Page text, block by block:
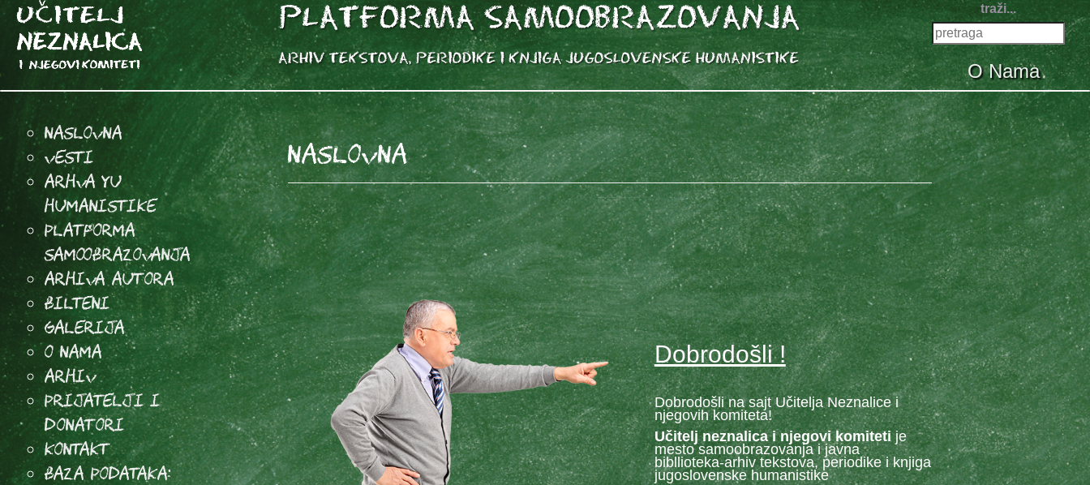
traži...
O Nama
Naslovna
Vesti
Arhva YU
Humanistike
Platforma
samoobrazovanja
arhiva autora
Bilteni
Galerija
O Nama
Arhiv
Prijatelji i
donatori
Kontakt
Baza podataka:
Naslovna
Dobrodošli !
Dobrodošli na sajt Učitelja Neznalice i
njegovihkomiteta!
Učitelj neznalica i njegovi komitetije
mestosamoobrazovanja ijavna
bibllioteka-arhiv tekstova,periodike i knjiga
jugoslovenske humanistike